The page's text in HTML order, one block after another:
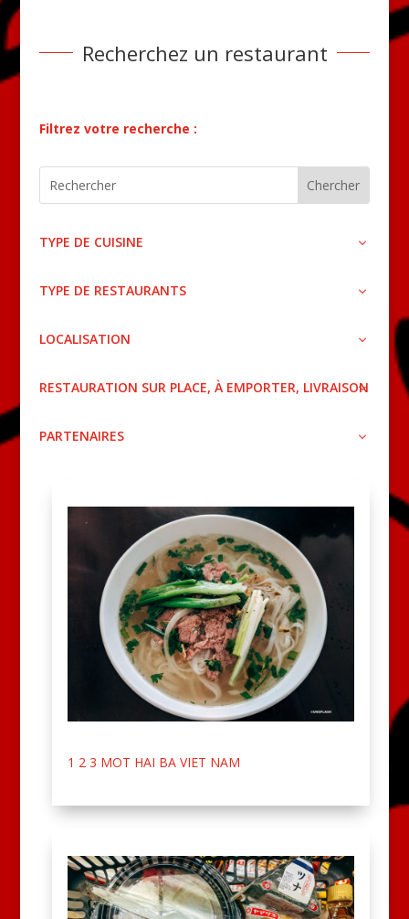
Recherchez un restaurant
Filtrez votre recherche :
TYPE DE CUISINE
TYPE DE RESTAURANTS
LOCALISATION
RESTAURATION SUR PLACE, À EMPORTER, LIVRAISON
PARTENAIRES
1 2 3 MOT HAI BA VIET NAM